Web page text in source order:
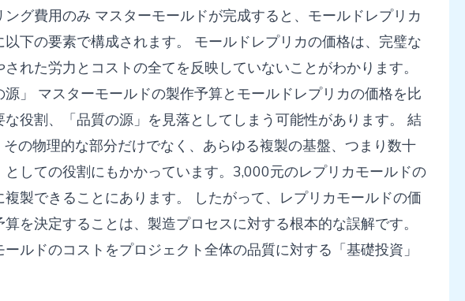
グ費用のみ マスターモールドが完成すると、モールドレプリカ
下の要素で構成されます。 モールドレプリカの価格は、完璧な
れた労力とコストの全てを反映していないことがわかります。
」 マ​​スターモールドの製作予算とモールドレプリカの価格を比
役割、「品質の源」を見落としてしまう可能性があります。 結
の物理的な部分だけでなく、あらゆる複製の基盤、つまり数十
しての役割にもかかっています。3,000元のレプリカモールドの
製できることにあります。 したがって、レプリカモールドの価
を決定することは、製造プロセスに対する根本的な誤解です。
ルドのコストをプロジェクト全体の品質に対する「基礎投資」